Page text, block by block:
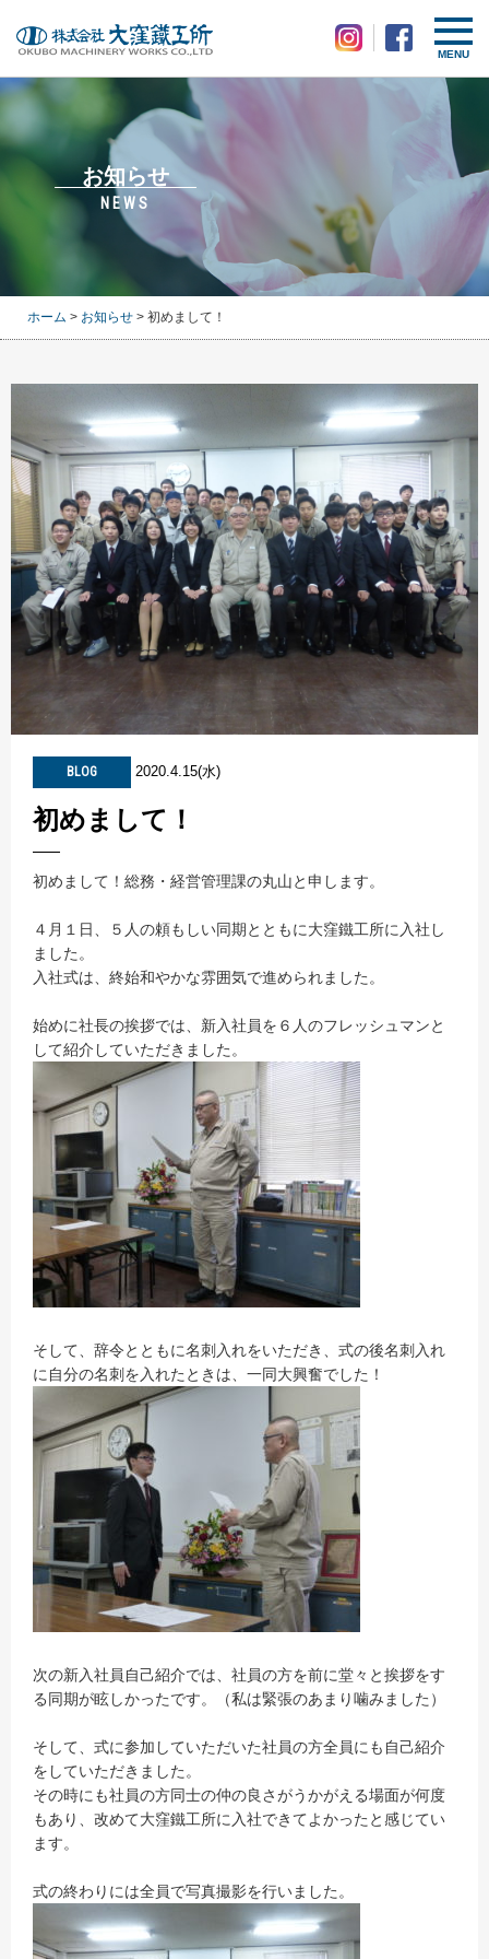
MENU
お知らせ
NEWS
ホーム > お知らせ > 初めまして！
BLOG 2020.4.15(水)
初めまして！
初めまして！総務・経営管理課の丸山と申します。
４月１日、５人の頼もしい同期とともに大窪鐵工所に入社し
ました。
入社式は、終始和やかな雰囲気で進められました。
始めに社長の挨拶では、新入社員を６人のフレッシュマンと
して紹介していただきました。
そして、辞令とともに名刺入れをいただき、式の後名刺入れ
に自分の名刺を入れたときは、一同大興奮でした！
次の新入社員自己紹介では、社員の方を前に堂々と挨拶をす
る同期が眩しかったです。（私は緊張のあまり噛みました）
そして、式に参加していただいた社員の方全員にも自己紹介
をしていただきました。
その時にも社員の方同士の仲の良さがうかがえる場面が何度
もあり、改めて大窪鐵工所に入社できてよかったと感じてい
ます。
式の終わりには全員で写真撮影を行いました。